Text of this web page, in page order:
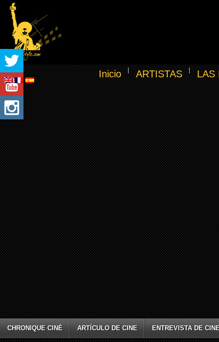
Inicio ARTISTAS LAS
CHRONIQUE CINÉ ARTÍCULO DE CINE ENTREVISTA DE